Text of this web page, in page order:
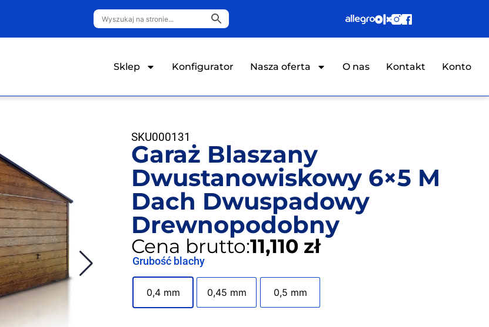
Sklep Konfigurator Nasza oferta O nas Kontakt Konto
SKU000131
Garaż Blaszany
Dwustanowiskowy 6×5 M
Dach Dwuspadowy
Drewnopodobny
Cena brutto:11,110 zł
Grubość blachy
0,4 mm 0,45 mm 0,5 mm